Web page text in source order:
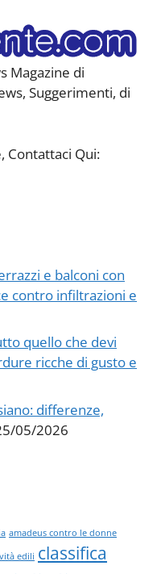
Magazine di
Suggerimenti, di
Contattaci Qui:
e balconi con
contro infiltrazioni e
quello che devi
ricche di gusto e
differenze,
05/2026
amadeus contro le donne
edili classifica